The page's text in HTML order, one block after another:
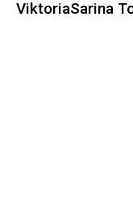
ViktoriaSarina